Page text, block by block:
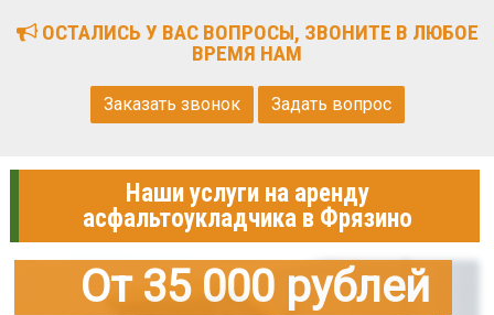
ОСТАЛИСЬ У ВАС ВОПРОСЫ, ЗВОНИТЕ В ЛЮБОЕ
ВРЕМЯ НАМ
Заказать звонок Задать вопрос
Наши услуги на аренду
асфальтоукладчика в Фрязино
От 35 000 рублей